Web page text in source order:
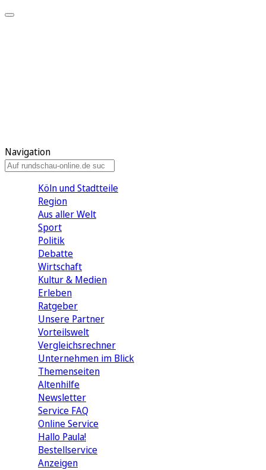
Navigation
Köln und Stadtteile
Region
Aus aller Welt
Sport
Politik
Debatte
Wirtschaft
Kultur & Medien
Erleben
Ratgeber
Unsere Partner
Vorteilswelt
Vergleichsrechner
Unternehmen im Blick
Themenseiten
Altenhilfe
Newsletter
Service FAQ
Online Service
Hallo Paula!
Bestellservice
Anzeigen